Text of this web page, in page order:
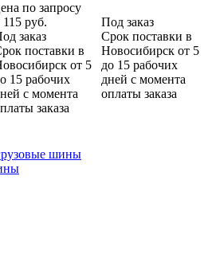
по запросу
115 руб.
заказ
поставки в
от 5
15 рабочих
с момента
заказа
Под заказ
Срок поставки в
Новосибирск от 5
до 15 рабочих
дней с момента
оплаты заказа
шины